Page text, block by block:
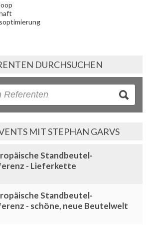
DURCHSUCHEN
MIT STEPHAN GARVS
Standbeutel-
- Lieferkette
Standbeutel-
- schöne, neue Beutelwelt